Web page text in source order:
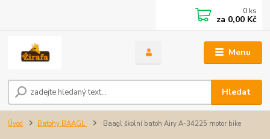
Menu
Hledat
0 ks
za 0,00 Kč
Úvod Batohy BAAGL Baagl školní batoh Airy A-34225 motor bike